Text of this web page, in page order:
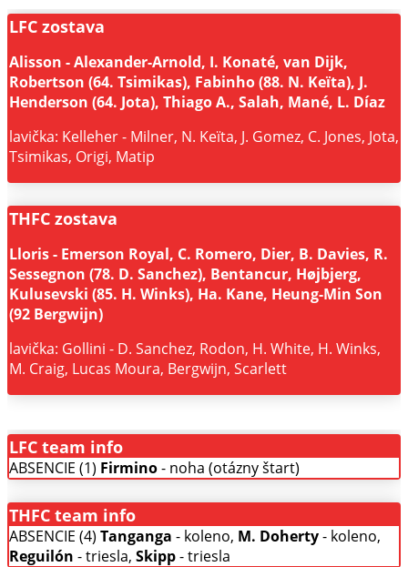
LFC zostava
Alisson - Alexander-Arnold, I. Konaté, van Dijk,
Robertson (64. Tsimikas), Fabinho (88. N. Keïta), J.
Henderson (64. Jota), Thiago A., Salah, Mané, L. Díaz
lavička: Kelleher - Milner, N. Keïta, J. Gomez, C. Jones, Jota,
Tsimikas, Origi, Matip
THFC zostava
Lloris - Emerson Royal, C. Romero, Dier, B. Davies, R.
Sessegnon (78. D. Sanchez), Bentancur, Højbjerg,
Kulusevski (85. H. Winks), Ha. Kane, Heung-Min Son
(92 Bergwijn)
lavička: Gollini - D. Sanchez, Rodon, H. White, H. Winks,
M. Craig, Lucas Moura, Bergwijn, Scarlett
LFC team info
ABSENCIE (1) Firmino- noha (otázny štart)
THFC team info
ABSENCIE (4) Tanganga - koleno, M. Doherty- koleno,
Reguilón - triesla, Skipp- triesla